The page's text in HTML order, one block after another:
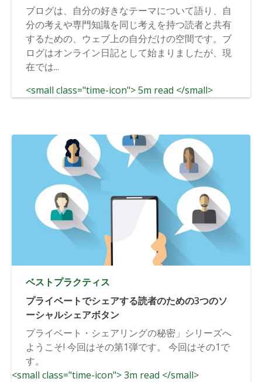
ブログは、自分の好きなテーマについて語り、自
分の考えや専門知識を同じ考えを持つ読者と共有
するための、ウェブ上の自分だけの空間です。ブ
ログはオンライン日記として始まりましたが、現
在では...
<small class="time-icon"> 5m read </small>
ベストプラクティス
プライベートでシェアする読者のための3つのソ
ーシャルシェアボタン
プライベート・シェアリングの秘密」シリーズへ
ようこそ! 今回はその第1弾です。 今回はその1で
す。
<small class="time-icon"> 3m read </small>